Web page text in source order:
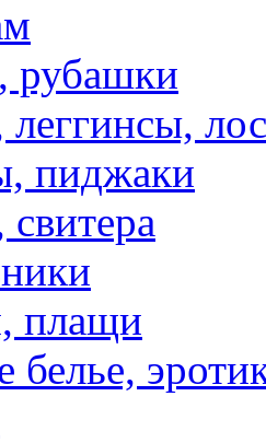
рубашки
пиджаки
плащи